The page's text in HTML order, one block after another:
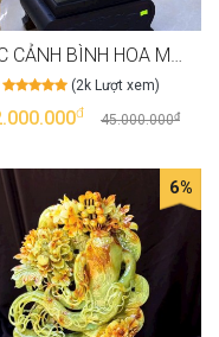
BỨC CẢNH BÌNH HOA MẪU ĐƠN ĐÁ NGỌC ONYX LÊN HUYẾT CAO 55CM - NGANG 30CM T3547
(2k Lượt xem)
đ 45.000.000đ
6%